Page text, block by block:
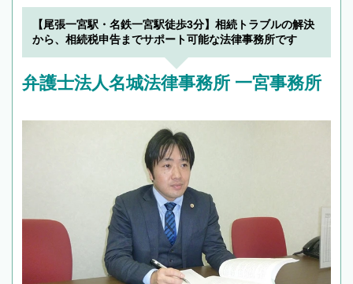
19時以降TEL可の条件
を加えて再検索
【尾張一宮駅・名鉄一宮駅徒歩3分】相続トラブルの解決
から、相続税申告までサポート可能な法律事務所です
弁護士法人名城法律事務所 一宮事務所